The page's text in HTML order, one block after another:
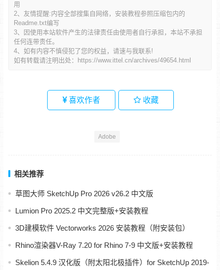
用
2、友情提醒:内容全部搜集自网络，安装教程参照压缩包内的
Readme.txt编写
3、因使用本站软件产生的法律责任由使用者自行承担，本站不承担
任何连带责任。
4、如有内容不慎侵犯了您的权益，请速与我联系!
如有转载请注明出处：
https://www.ittel.cn/archives/49654.html
喜欢作者 收藏
Adobe
相关推荐
草图大师 SketchUp Pro 2026 v26.2 中文版
Lumion Pro 2025.2 中文完整版+安装教程
3D建模软件 Vectorworks 2026 安装教程（附安装包）
Rhino渲染器V-Ray 7.20 for Rhino 7-9 中文版+安装教程
Skelion 5.4.9 汉化版（附太阳北极插件）for SketchUp 2019-